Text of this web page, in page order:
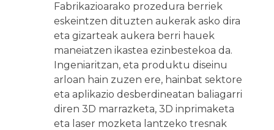
Fabrikazioarako prozedura berriek
eskeintzen dituzten aukerak asko dira
eta gizarteak aukera berri hauek
maneiatzen ikastea ezinbestekoa da.
Ingeniaritzan, eta produktu diseinu
arloan hain zuzen ere, hainbat sektore
eta aplikazio desberdineatan baliagarri
diren 3D marrazketa, 3D inprimaketa
eta laser mozketa lantzeko tresnak